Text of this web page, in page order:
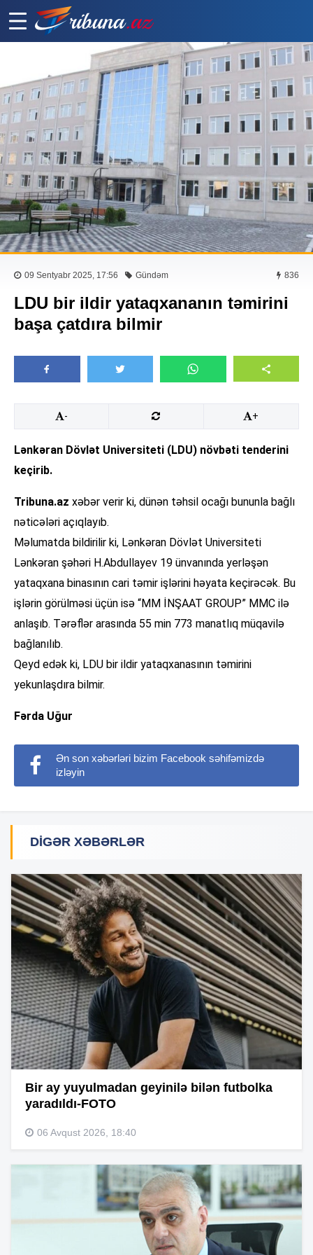
09 Sentyabr 2025, 17:56 Gündəm 836
LDU bir ildir yataqxananın təmirini
başa çatdıra bilmir
- +
Lənkəran Dövlət Universiteti (LDU) növbəti tenderini
keçirib.
Tribuna.az xəbər verir ki, dünən təhsil ocağı bununla bağlı
nəticələri açıqlayıb.
Məlumatda bildirilir ki, Lənkəran Dövlət Universiteti
Lənkəran şəhəri H.Abdullayev 19 ünvanında yerləşən
yataqxana binasının cari təmir işlərini həyata keçirəcək. Bu
işlərin görülməsi üçün isə “MM İNŞAAT GROUP” MMC ilə
anlaşıb. Tərəflər arasında 55 min 773 manatlıq müqavilə
bağlanılıb.
Qeyd edək ki, LDU bir ildir yataqxanasının təmirini
yekunlaşdıra bilmir.
Fərda Uğur
Ən son xəbərləri bizim Facebook səhifəmizdə
izləyin
DIGƏR XƏBƏRLƏR
Bir ay yuyulmadan geyinilə bilən futbolka
yaradıldı-FOTO
06 Avqust 2026, 18:40